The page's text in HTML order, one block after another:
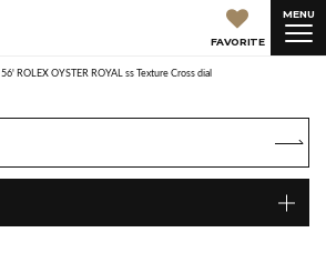
FAVORITE
MENU
56' ROLEX OYSTER ROYAL ss Texture Cross dial